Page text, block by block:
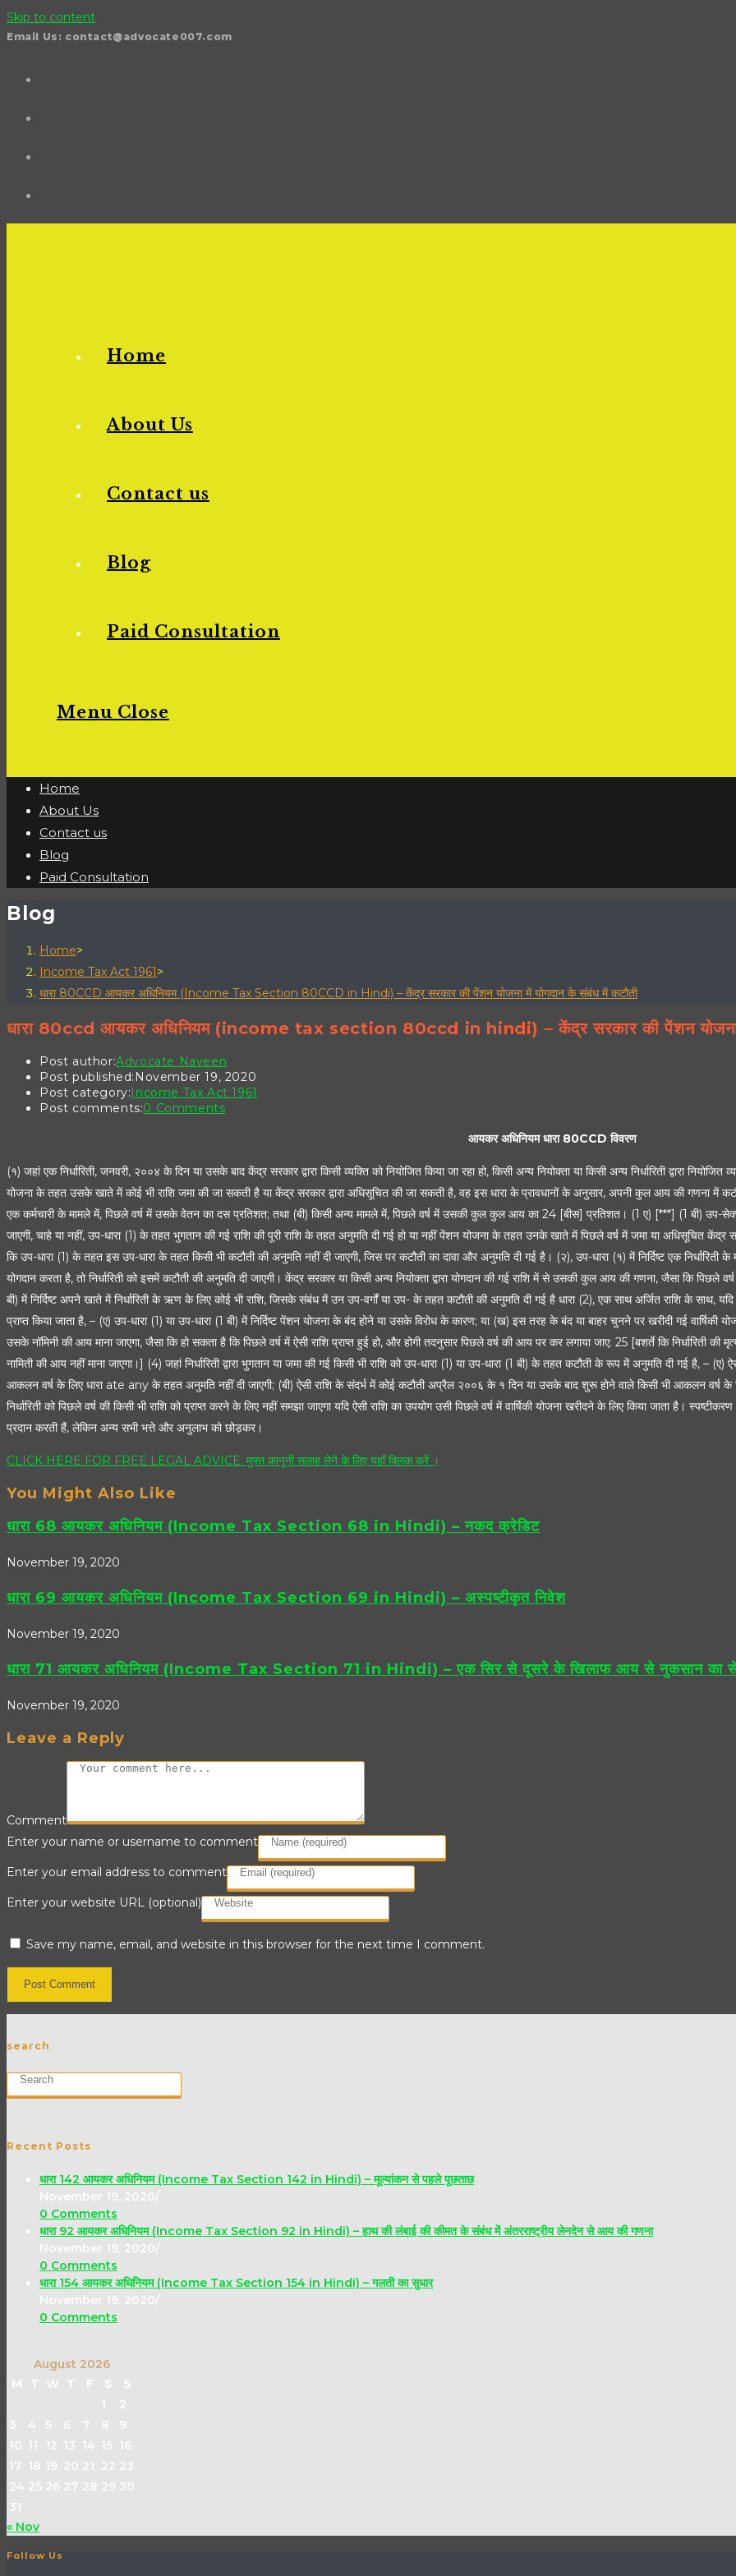
Skip to content
Email Us: contact@advocate007.com
Home
About Us
Contact us
Blog
Paid Consultation
Menu Close
Home
About Us
Contact us
Blog
Paid Consultation
Blog
Home>
Income Tax Act 1961>
धारा 80CCD आयकर अधिनियम (Income Tax Section 80CCD in Hindi) – केंद्र सरकार की पेंशन योजना में योगदान के संबंध में कटौती
धारा 80ccd आयकर अधिनियम (income tax section 80ccd in hindi) – केंद्र सरकार की पेंशन योजना
Post author:Advocate Naveen
Post published: November 19, 2020
Post category:Income Tax Act 1961
Post comments:0 Comments
आयकर अधिनियम धारा 80CCD विवरण
(१) जहां एक निर्धारिती, जनवरी, २००४ के दिन या उसके बाद केंद्र सरकार द्वारा किसी व्यक्ति को नियोजित किया जा रहा हो, किसी अन्य नियोक्ता या किसी अन्य निर्धारिती द्वारा
योजना के तहत उसके खाते में कोई भी राशि जमा की जा सकती है या केंद्र सरकार द्वारा अधिसूचित की जा सकती है, वह इस धारा के प्रावधानों के अनुसार, अपनी कुल आय की गणना में
एक कर्मचारी के मामले में, पिछले वर्ष में उसके वेतन का दस प्रतिशत; तथा (बी) किसी अन्य मामले में, पिछले वर्ष में उसकी कुल कुल आय का 24 [बीस] प्रतिशत। (1 ए) [***] (1 बी) उप-
जाएगी, चाहे या नहीं, उप-धारा (1) के तहत भुगतान की गई राशि की पूरी राशि के तहत अनुमति दी गई हो या नहीं पेंशन योजना के तहत उनके खाते में पिछले वर्ष में जमा या अधिसूचित केंद्र
कि उप-धारा (1) के तहत इस उप-धारा के तहत किसी भी कटौती की अनुमति नहीं दी जाएगी, जिस पर कटौती का दावा और अनुमति दी गई है। (२), उप-धारा (१) में निर्दिष्ट एक
योगदान करता है, तो निर्धारिती को इसमें कटौती की अनुमति दी जाएगी। केंद्र सरकार या किसी अन्य नियोक्ता द्वारा योगदान की गई राशि में से उसकी कुल आय की गणना, जैसा कि
बी) में निर्दिष्ट अपने खाते में निर्धारिती के ऋण के लिए कोई भी राशि, जिसके संबंध में उन उप-वर्गों या उप- के तहत कटौती की अनुमति दी गई है धारा (2), एक साथ अर्जित राशि के साथ, यदि
प्राप्त किया जाता है, – (ए) उप-धारा (1) या उप-धारा (1 बी) में निर्दिष्ट पेंशन योजना के बंद होने या उसके विरोध के कारण; या (ख) इस तरह के बंद या बाहर चुनने पर खरीदी गई वार्षिकी
उसके नॉमिनी की आय माना जाएगा, जैसा कि हो सकता है कि पिछले वर्ष में ऐसी राशि प्राप्त हुई हो, और होगी तदनुसार पिछले वर्ष की आय पर कर लगाया जाए: 25 [बशर्ते कि निर्धारिती की मृत्यु
नामिती की आय नहीं माना जाएगा।] (4) जहां निर्धारिती द्वारा भुगतान या जमा की गई किसी भी राशि को उप-धारा (1) या उप-धारा (1 बी) के तहत कटौती के रूप में अनुमति दी गई है,
आकलन वर्ष के लिए धारा ate any के तहत अनुमति नहीं दी जाएगी; (बी) ऐसी राशि के संदर्भ में कोई कटौती अप्रैल २००६ के १ दिन या उसके बाद शुरू होने वाले किसी भी आकलन वर्ष
निर्धारिती को पिछले वर्ष की किसी भी राशि को प्राप्त करने के लिए नहीं समझा जाएगा यदि ऐसी राशि का उपयोग उसी पिछले वर्ष में वार्षिकी योजना खरीदने के लिए किया जाता है।
प्रदान करती हैं, लेकिन अन्य सभी भत्ते और अनुलाभ को छोड़कर।
CLICK HERE FOR FREE LEGAL ADVICE. मुफ्त कानूनी सलाह लेने के लिए यहाँ क्लिक करें ।
You Might Also Like
धारा 68 आयकर अधिनियम (Income Tax Section 68 in Hindi) – नकद क्रेडिट
November 19, 2020
धारा 69 आयकर अधिनियम (Income Tax Section 69 in Hindi) – अस्पष्टीकृत निवेश
November 19, 2020
धारा 71 आयकर अधिनियम (Income Tax Section 71 in Hindi) – एक सिर से दूसरे के खिलाफ आय से नुकसान का
November 19, 2020
Leave a Reply
Comment
Enter your name or username to comment
Enter your email address to comment
Enter your website URL (optional)
Save my name, email, and website in this browser for the next time I comment.
search
Recent Posts
धारा 142 आयकर अधिनियम (Income Tax Section 142 in Hindi) – मूल्यांकन से पहले पूछताछ
November 19, 2020/
0 Comments
धारा 92 आयकर अधिनियम (Income Tax Section 92 in Hindi) – हाथ की लंबाई की कीमत के संबंध में अंतरराष्ट्रीय लेनदेन से आय की गणना
November 19, 2020/
0 Comments
धारा 154 आयकर अधिनियम (Income Tax Section 154 in Hindi) – गलती का सुधार
November 19, 2020/
0 Comments
August 2026
M
T W T F S
S
1
2
3
4 5 6 7 8
9
10 11 12 13 14 15 16
17 18 19 20 21 22 23
24 25 26 27 28 29 30
31
« Nov
Follow Us